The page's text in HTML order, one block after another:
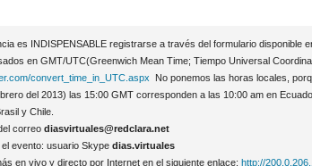
es INDISPENSABLE registrarse a través del formulario disponible
en GMT/UTC(Greenwich Mean Time; Tiempo Universal
convert_time_in_UTC.aspx No ponemos las horas locales,
del 2013) las 15:00 GMT corresponden a las 10:00 am en
y Chile.
correo diasvirtuales@redclara.net
evento: usuario Skype dias.virtuales
en vivo y directo por Internet en el siguiente enlace: http://